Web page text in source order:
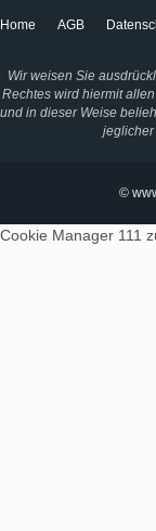
Home AGB
Wir weisen Sie
Rechtes wird hiermit
und in dieser Weise
jeglicher
©
Cookie Manager 111